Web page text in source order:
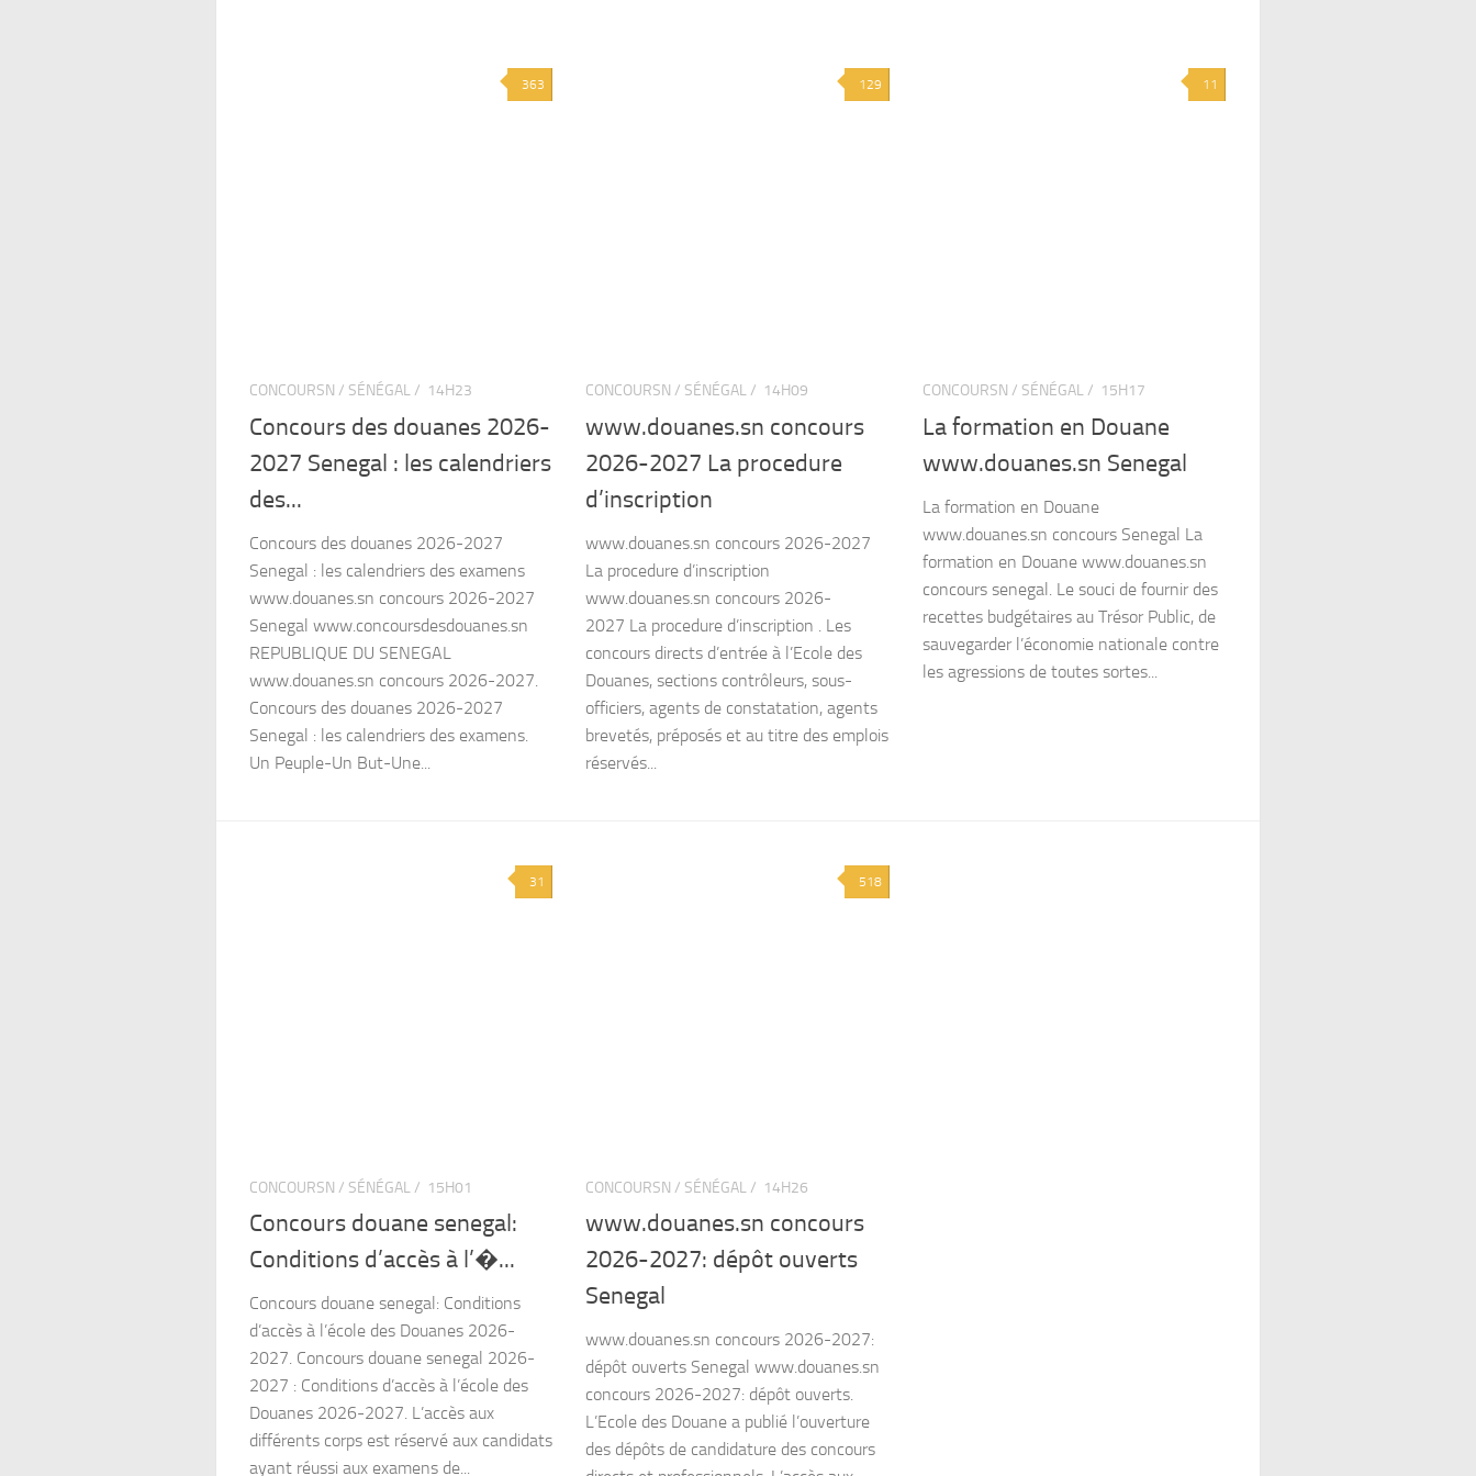
363
CONCOURSN / SÉNÉGAL / 14H23
Concours des douanes 2026-
2027 Senegal : les calendriers
des...
Concours des douanes 2026-2027
Senegal : les calendriers des examens
www.douanes.sn concours 2026-2027
Senegal www.concoursdesdouanes.sn
REPUBLIQUE DU SENEGAL
www.douanes.sn concours 2026-2027.
Concours des douanes 2026-2027
Senegal : les calendriers des examens.
Un Peuple-Un But-Une...
129
CONCOURSN / SÉNÉGAL / 14H09
www.douanes.sn concours
2026-2027 La procedure
d’inscription
www.douanes.sn concours 2026-2027
La procedure d’inscription
www.douanes.sn concours 2026-
2027 La procedure d’inscription . Les
concours directs d’entrée à l’Ecole des
Douanes, sections contrôleurs, sous-
officiers, agents de constatation, agents
brevetés, préposés et au titre des emplois
réservés...
11
CONCOURSN / SÉNÉGAL / 15H17
La formation en Douane
www.douanes.sn Senegal
La formation en Douane
www.douanes.sn concours Senegal La
formation en Douane www.douanes.sn
concours senegal. Le souci de fournir des
recettes budgétaires au Trésor Public, de
sauvegarder l’économie nationale contre
les agressions de toutes sortes...
31
CONCOURSN / SÉNÉGAL / 15H01
Concours douane senegal:
Conditions d’accès à l’�...
Concours douane senegal: Conditions
d’accès à l’école des Douanes 2026-
2027. Concours douane senegal 2026-
2027 : Conditions d’accès à l’école des
Douanes 2026-2027. L’accès aux
différents corps est réservé aux candidats
ayant réussi aux examens de...
518
CONCOURSN / SÉNÉGAL / 14H26
www.douanes.sn concours
2026-2027: dépôt ouverts
Senegal
www.douanes.sn concours 2026-2027:
dépôt ouverts Senegal www.douanes.sn
concours 2026-2027: dépôt ouverts.
L’Ecole des Douane a publié l’ouverture
des dépôts de candidature des concours